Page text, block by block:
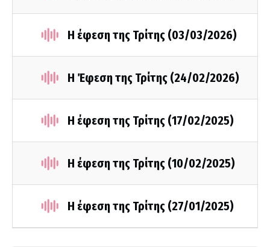
Η έφεση της Τρίτης (03/03/2026)
Η Έφεση της Τρίτης (24/02/2026)
Η έφεση της Τρίτης (17/02/2025)
Η έφεση της Τρίτης (10/02/2025)
Η έφεση της Τρίτης (27/01/2025)